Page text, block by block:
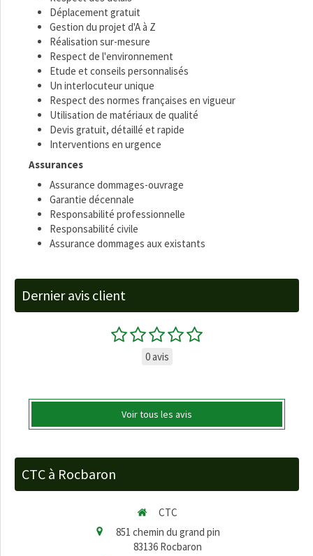
Déplacement gratuit
Gestion du projet d'A à Z
Réalisation sur-mesure
Respect de l'environnement
Etude et conseils personnalisés
Un interlocuteur unique
Respect des normes françaises en vigueur
Utilisation de matériaux de qualité
Devis gratuit, détaillé et rapide
Interventions en urgence
Assurances
Assurance dommages-ouvrage
Garantie décennale
Responsabilité professionnelle
Responsabilité civile
Assurance dommages aux existants
Dernier avis client
0 avis
Voir tous les avis
CTC à Rocbaron
CTC
851 chemin du grand pin
83136 Rocbaron